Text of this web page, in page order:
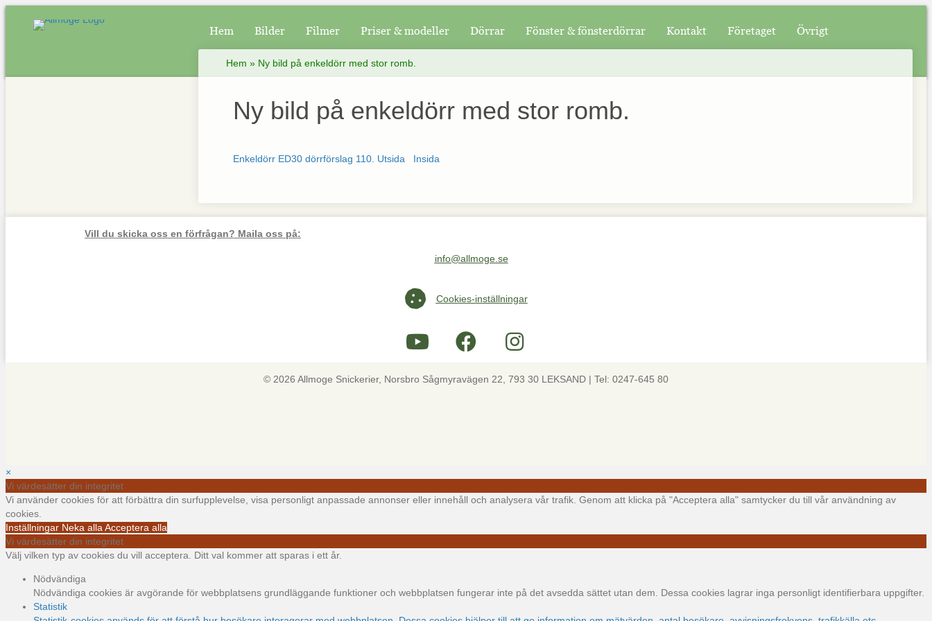
Hem Bilder Filmer Priser & modeller Dörrar Fönster & fönsterdörrar Kontakt Företaget Övrigt
Hem » Ny bild på enkeldörr med stor romb.
Ny bild på enkeldörr med stor romb.
Enkeldörr ED30 dörrförslag 110. Utsida Insida
Vill du skicka oss en förfrågan? Maila oss på:
Maila oss på info@allmoge.se
info@allmoge.se
Cookies-inställningar
Cookies-inställningar
© 2026 Allmoge Snickerier, Norsbro Sågmyravägen 22, 793 30 LEKSAND | Tel: 0247-645 80
×
Vi värdesätter din integritet
Vi använder cookies för att förbättra din surfupplevelse, visa personligt anpassade annonser eller innehåll och analysera vår trafik. Genom att klicka på "Acceptera alla" samtycker du till vår användning av
cookies.
Inställningar Neka alla Acceptera alla
Vi värdesätter din integritet
Välj vilken typ av cookies du vill acceptera. Ditt val kommer att sparas i ett år.
Nödvändiga
Nödvändiga cookies är avgörande för webbplatsens grundläggande funktioner och webbplatsen fungerar inte på det avsedda sättet utan dem. Dessa cookies lagrar inga personligt identifierbara uppgifter.
Statistik